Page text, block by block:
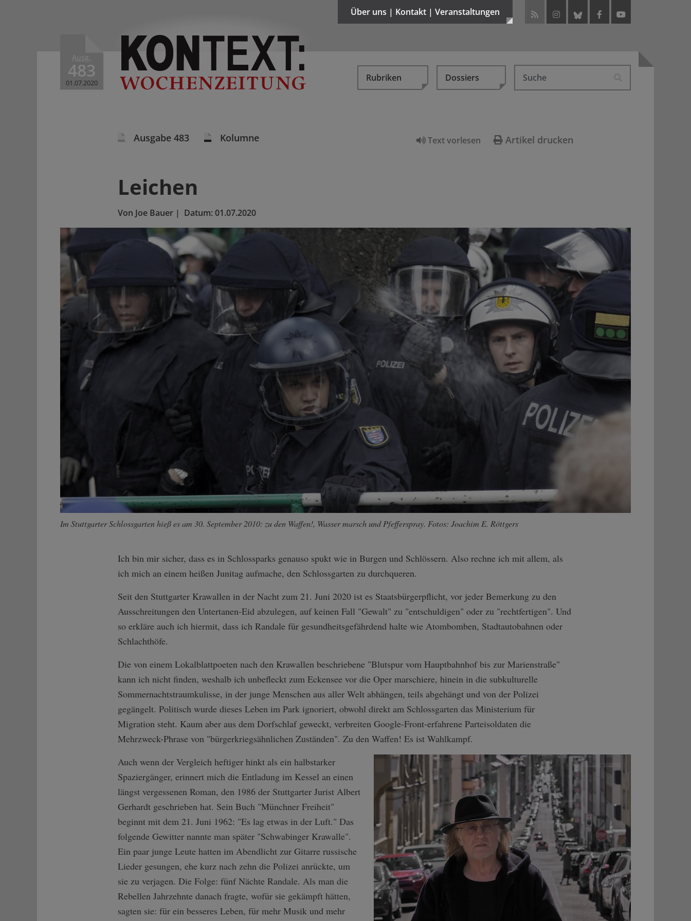
Ausg.
483
01.07.2020
Über uns | Kontakt | Veranstaltungen
Rubriken Dossiers
Text vorlesen Artikel drucken
Ausgabe 483 Kolumne
Leichen
Von Joe Bauer | Datum:01.07.2020
Im Stuttgarter Schlossgarten hieß es am 30. September 2010: zu den Waffen!, Wasser marsch und Pfefferspray. Fotos: Joachim E. Röttgers
Ich bin mir sicher, dass es in Schlossparks genauso spukt wie in Burgen und Schlössern. Also rechne ich mit allem, als
ich mich an einem heißen Junitag aufmache, den Schlossgarten zu durchqueren.
Seit den Stuttgarter Krawallen in der Nacht zum 21. Juni 2020 ist es Staatsbürgerpflicht, vor jeder Bemerkung zu den
Ausschreitungen den Untertanen-Eid abzulegen, auf keinen Fall "Gewalt" zu "entschuldigen" oder zu "rechtfertigen". Und
so erkläre auch ich hiermit, dass ich Randale für gesundheitsgefährdend halte wie Atombomben, Stadtautobahnen oder
Schlachthöfe.
Die von einem Lokalblattpoeten nach den Krawallen beschriebene "Blutspur vom Hauptbahnhof bis zur Marienstraße"
kann ich nicht finden, weshalb ich unbefleckt zum Eckensee vor die Oper marschiere, hinein in die subkulturelle
Sommernachtstraumkulisse, in der junge Menschen aus aller Welt abhängen, teils abgehängt und von der Polizei
gegängelt. Politisch wurde dieses Leben im Park ignoriert, obwohl direkt am Schlossgarten das Ministerium für
Migration steht. Kaum aber aus dem Dorfschlaf geweckt, verbreiten Google-Front-erfahrene Parteisoldaten die
Mehrzweck-Phrase von "bürgerkriegsähnlichen Zuständen". Zu den Waffen! Es ist Wahlkampf.
Auch wenn der Vergleich heftiger hinkt als ein halbstarker
Spaziergänger, erinnert mich die Entladung im Kessel an einen
längst vergessenen Roman, den 1986 der Stuttgarter Jurist Albert
Gerhardt geschrieben hat. Sein Buch "Münchner Freiheit"
beginnt mit dem 21. Juni 1962: "Es lag etwas in der Luft." Das
folgende Gewitter nannte man später "Schwabinger Krawalle".
Ein paar junge Leute hatten im Abendlicht zur Gitarre russische
Lieder gesungen, ehe kurz nach zehn die Polizei anrückte, um
sie zu verjagen. Die Folge: fünf Nächte Randale. Als man die
Rebellen Jahrzehnte danach fragte, wofür sie gekämpft hätten,
sagten sie: für ein besseres Leben, für mehr Musik und mehr